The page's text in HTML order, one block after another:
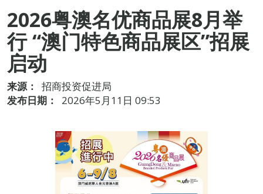
2026粤澳名优商品展8月举
行 “澳门特色商品展区”招展
启动
来源：
招商投资促进局
发布日期：
2026年5月11日 09:53